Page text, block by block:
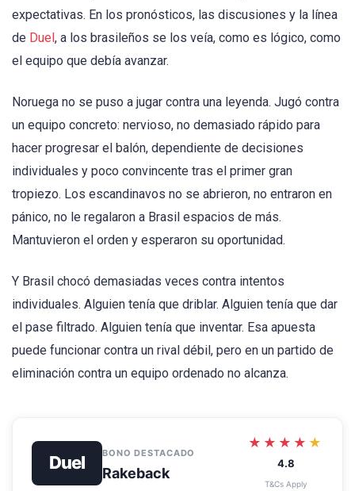
expectativas. En los pronósticos, las discusiones y la línea
de Duel, a los brasileños se los veía, como es lógico, como
el equipo que debía avanzar.
Noruega no se puso a jugar contra una leyenda. Jugó contra
un equipo concreto: nervioso, no demasiado rápido para
hacer progresar el balón, dependiente de decisiones
individuales y poco convincente tras el primer gran
tropiezo. Los escandinavos no se abrieron, no entraron en
pánico, no le regalaron a Brasil espacios de más.
Mantuvieron el orden y esperaron su oportunidad.
Y Brasil chocó demasiadas veces contra intentos
individuales. Alguien tenía que driblar. Alguien tenía que dar
el pase filtrado. Alguien tenía que inventar. Esa apuesta
puede funcionar contra un rival débil, pero en un partido de
eliminación contra un equipo ordenado no alcanza.
Duel BONO DESTACADO
Rakeback
★★★★ ★
4.8
T&Cs Apply